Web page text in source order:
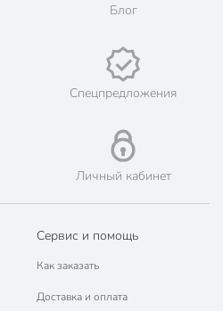
875 г
6 x 23 x 43 см
Блог
Спецпредложения
Личный кабинет
Сервис и помощь
Как заказать
Доставка и оплата